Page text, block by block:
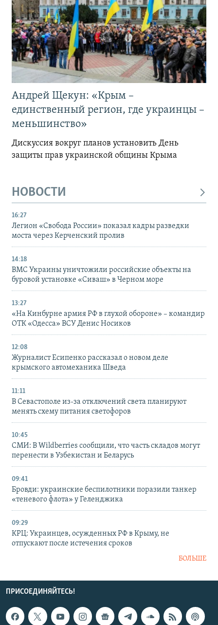
Андрей Щекун: «Крым –
единственный регион, где украинцы –
меньшинство»
Дискуссия вокруг планов установить День
защиты прав украинской общины Крыма
НОВОСТИ
16:27
Легион «Свобода России» показал кадры разведки
моста через Керченский пролив
14:18
ВМС Украины уничтожили российские объекты на
буровой установке «Сиваш» в Черном море
13:27
«На Кинбурне армия РФ в глухой обороне» – командир
ОТК «Одесса» ВСУ Денис Носиков
12:08
Журналист Есипенко рассказал о новом деле
крымского автомеханика Шведа
11:11
В Севастополе из-за отключений света планируют
менять схему питания светофоров
10:45
СМИ: В Wildberries сообщили, что часть складов могут
перенести в Узбекистан и Беларусь
09:41
Бровди: украинские беспилотники поразили танкер
«теневого флота» у Геленджика
09:29
КРЦ: Украинцев, осужденных РФ в Крыму, не
отпускают после истечения сроков
БОЛЬШЕ
ПРИСОЕДИНЯЙТЕСЬ!